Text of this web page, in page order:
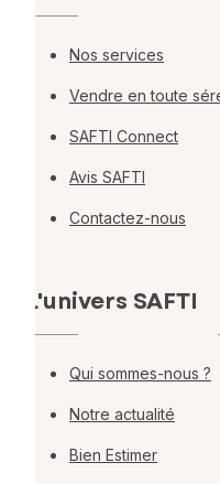
Nos services
Vendre en toute
SAFTI Connect
Avis SAFTI
Contactez-nous
L'univers SAFTI
Qui sommes-nous ?
Notre actualité
Bien Estimer